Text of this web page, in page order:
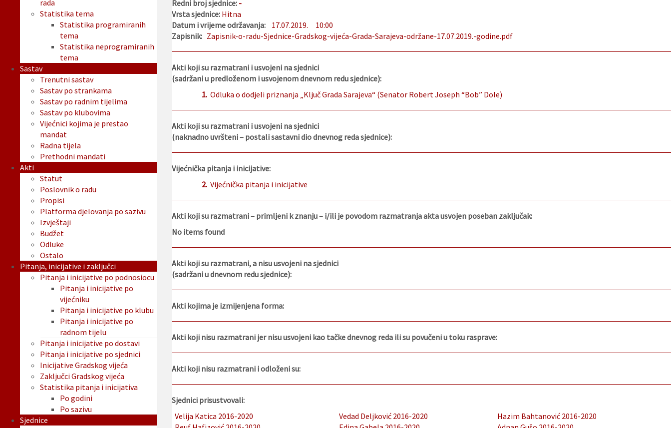
Redni broj sjednice: -
Vrsta sjednice: Hitna
Datum i vrijeme održavanja:
17.07.2019.
10:00
Zapisnik: Zapisnik-o-radu-Sjednice-Gradskog-vijeća-Grada-Sarajeva-održane-17.07.2019.-godine.pdf
Akti koji su razmatrani i usvojeni na sjednici
(sadržani u predloženom i usvojenom dnevnom redu sjednice):
1. Odluka o dodjeli priznanja „Ključ Grada Sarajeva“ (Senator Robert Joseph “Bob” Dole)
Akti koji su razmatrani i usvojeni na sjednici
(naknadno uvršteni – postali sastavni dio dnevnog reda sjednice):
Vijećnička pitanja i inicijative:
2. Vijećnička pitanja i inicijative
Akti koji su razmatrani – primljeni k znanju – i/ili je povodom razmatranja akta usvojen poseban zaključak:
No items found
Akti koji su razmatrani, a nisu usvojeni na sjednici
(sadržani u dnevnom redu sjednice):
Akti kojima je izmijenjena forma:
Akti koji nisu razmatrani jer nisu usvojeni kao tačke dnevnog reda ili su povučeni u toku rasprave:
Akti koji nisu razmatrani i odloženi su:
Sjednici prisustvovali:
Velija Katica 2016-2020
Vedad Deljković 2016-2020
Hazim Bahtanović 2016-2020
rada
Statistika tema
Statistika programiranih
tema
Statistika neprogramiranih
tema
Sastav
Trenutni sastav
Sastav po strankama
Sastav po radnim tijelima
Sastav po klubovima
Vijećnici kojima je prestao
mandat
Radna tijela
Prethodni mandati
Akti
Statut
Poslovnik o radu
Propisi
Platforma djelovanja po sazivu
Izvještaji
Budžet
Odluke
Ostalo
Pitanja, inicijative i zaključci
Pitanja i inicijative po podnosiocu
Pitanja i inicijative po
vijećniku
Pitanja i inicijative po klubu
Pitanja i inicijative po
radnom tijelu
Pitanja i inicijative po dostavi
Pitanja i inicijative po sjednici
Inicijative Gradskog vijeća
Zaključci Gradskog vijeća
Statistika pitanja i inicijativa
Po godini
Po sazivu
Sjednice